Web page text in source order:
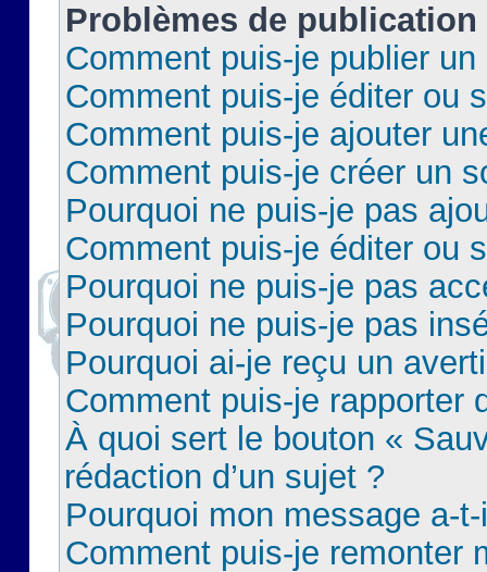
Problèmes de publication
Comment puis-je publier
Comment puis-je éditer ou
Comment puis-je ajouter
Comment puis-je créer un
Pourquoi ne puis-je pas
Comment puis-je éditer ou
Pourquoi ne puis-je pas
Pourquoi ne puis-je pas
Pourquoi ai-je reçu un
Comment puis-je rapporter
À quoi sert le bouton «
rédaction d’un sujet ?
Pourquoi mon message a-
Comment puis-je remonter